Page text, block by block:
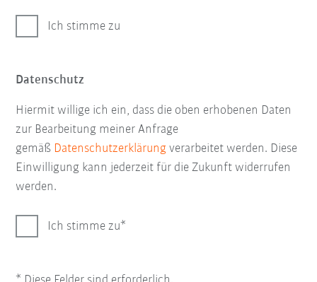
Ich stimme zu
Datenschutz
Hiermit willige ich ein, dass die oben erhobenen Daten
zur Bearbeitung meiner Anfrage
gemäß Datenschutzerklärung verarbeitet werden. Diese
Einwilligung kann jederzeit für die Zukunft widerrufen
werden.
Ich stimme zu